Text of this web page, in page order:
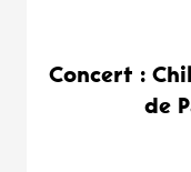
Concert :
de